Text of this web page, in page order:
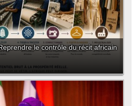
le contrôle du récit africain